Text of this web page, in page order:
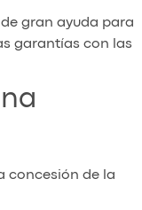
gran ayuda para
garantías con las
concesión de la